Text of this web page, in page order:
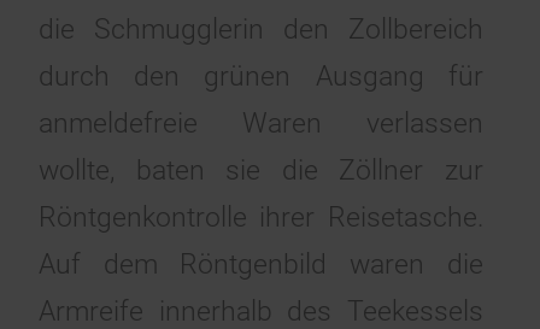
die Schmugglerin den Zollbereich
durch den grünen Ausgang für
anmeldefreie Waren verlassen
wollte, baten sie die Zöllner zur
Röntgenkontrolle ihrer Reisetasche.
Auf dem Röntgenbild waren die
Armreife innerhalb des Teekessels